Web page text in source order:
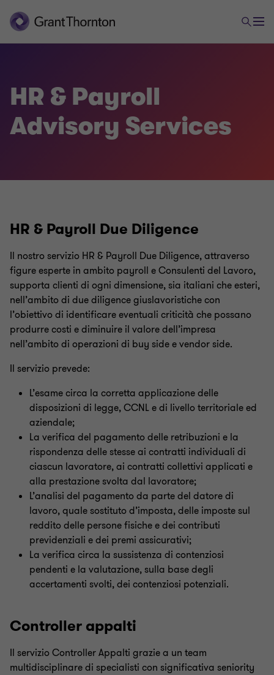
Payroll & Labour Consulting
Payroll
HR & Payroll Advisory Services
Servizi estesi
Portale HR
HR & Payroll
Advisory Services
HR & Payroll Due Diligence
Il nostro servizio HR & Payroll Due Diligence, attraverso
figure esperte in ambito payroll e Consulenti del Lavoro,
supporta clienti di ogni dimensione, sia italiani che esteri,
nell’ambito di due diligence giuslavoristiche con
l’obiettivo di identificare eventuali criticità che possano
produrre costi e diminuire il valore dell’impresa
nell’ambito di operazioni di buy side e vendor side.
Il servizio prevede:
L’esame circa la corretta applicazione delle
disposizioni di legge, CCNL e di livello territoriale ed
aziendale;
La verifica del pagamento delle retribuzioni e la
rispondenza delle stesse ai contratti individuali di
ciascun lavoratore, ai contratti collettivi applicati e
alla prestazione svolta dal lavoratore;
L’analisi del pagamento da parte del datore di
lavoro, quale sostituto d’imposta, delle imposte sul
reddito delle persone fisiche e dei contributi
previdenziali e dei premi assicurativi;
La verifica circa la sussistenza di contenziosi
pendenti e la valutazione, sulla base degli
accertamenti svolti, dei contenziosi potenziali.
Controller appalti
Il servizio Controller Appalti grazie a un team
multidisciplinare di specialisti con significativa seniority